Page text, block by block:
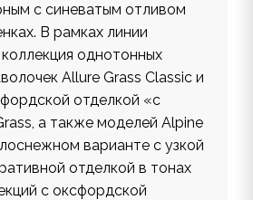
c синеватым отливом
В рамках линии
однотонных
Allure Grass Classic и
отделкой «с
а также моделей Alpine
варианте с узкой
отделкой в тонах
с оксфордской